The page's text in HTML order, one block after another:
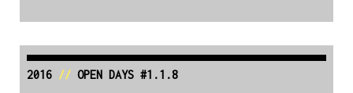
2016// OPEN DAYS #1.1.8